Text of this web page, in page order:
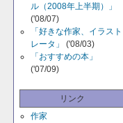
ル（2008年上半期）」
('08/07)
「好きな作家、イラスト
レータ」
('08/03)
「おすすめの本」
('07/09)
リンク
作家